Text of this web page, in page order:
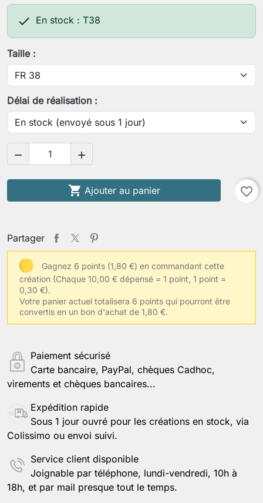
 En stock : T38
Taille :
Délai de réalisation :
 
 Ajouter au panier favorite_border
Partager
Gagnez 6 points (1,80 €) en commandant cette
création (Chaque 10,00 € dépensé = 1 point, 1 point =
0,30 €).
Votre panier actuel totalisera 6 points qui pourront être
convertis en un bon d'achat de 1,80 €.
Paiement sécurisé
Carte bancaire, PayPal, chèques Cadhoc,
virements et chèques bancaires...
Expédition rapide
Sous 1 jour ouvré pour les créations en stock, via
Colissimo ou envoi suivi.
Service client disponible
Joignable par téléphone, lundi-vendredi, 10h à
18h, et par mail presque tout le temps.